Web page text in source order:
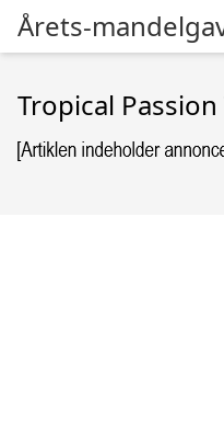
Årets-
Tropical